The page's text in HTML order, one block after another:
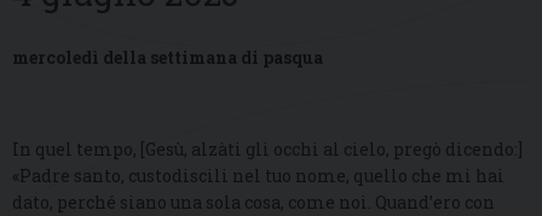
mercoledì della settimana di pasqua
In quel tempo, [Gesù, alzàti gli occhi al cielo, pregò dicendo:]
«Padre santo, custodiscili nel tuo nome, quello che mi hai
dato, perché siano una sola cosa, come noi. Quand’ero con